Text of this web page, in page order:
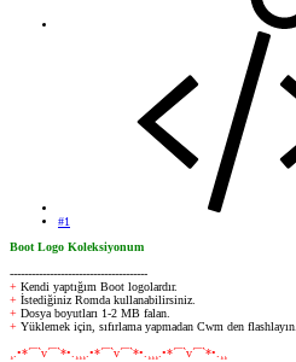
#1
Boot Logo Koleksiyonum
--------------------------------------
+ Kendi yaptığım Boot logolardır.
+ İstediğiniz Romda kullanabilirsiniz
+ Dosya boyutları 1-2 MB falan.
+ Yüklemek için, sıfırlama yapmadan Cwm den flashlayın.
¸.•*´¯`v´¯`*•.¸¸¸.•*´¯`v´¯`*•.¸¸¸.•*´¯`v´¯`*•.¸¸